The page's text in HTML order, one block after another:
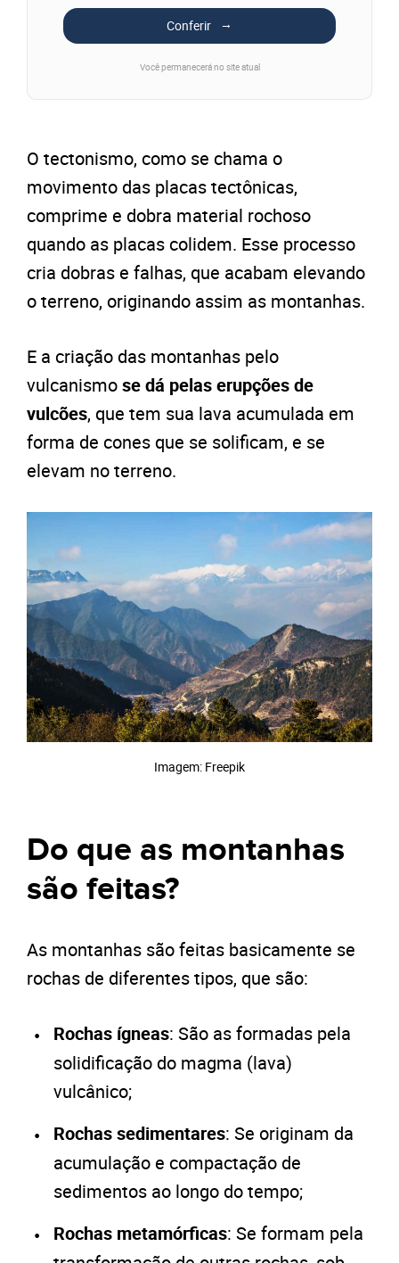
Conferir
Você permanecerá no site atual
O tectonismo, como se chama o
movimento das placas tectônicas,
comprime e dobra material rochoso
quando as placas colidem. Esse processo
cria dobras e falhas, que acabam elevando
o terreno, originando assim as montanhas.
E a criação das montanhas pelo
vulcanismose dá pelas erupções de
vulcões, que tem sua lava acumulada em
forma de cones que se solificam, e se
elevam no terreno.
Imagem: Freepik
Do que as montanhas
são feitas?
As montanhas são feitas basicamente se
rochas de diferentes tipos, que são:
Rochas ígneas: São as formadas pela
solidificação do magma (lava)
vulcânico;
Rochas sedimentares: Se originam da
acumulação e compactação de
sedimentos ao longo do tempo;
Rochas metamórficas: Se formam pela